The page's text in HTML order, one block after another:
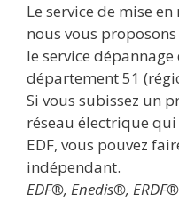
Le service de mise
nous vous
le service dépannage
département 51
Si vous subissez un
réseau électrique qui
EDF, vous pouvez
indépendant.
EDF®, Enedis®,